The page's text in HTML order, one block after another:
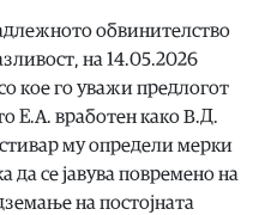
обвинителство
на 14.05.2026
кое го уважи предлогот
Е.А. вработен како В.Д.
му определи мерки
да се јавува повремено на
на постојната